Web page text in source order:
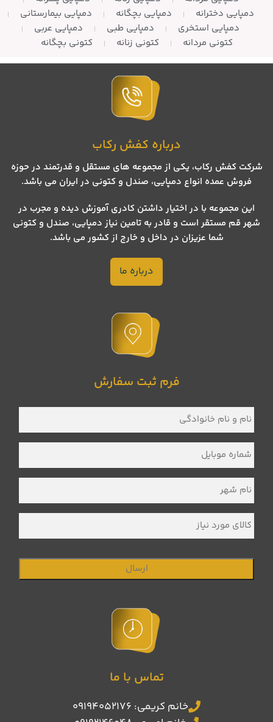
دمپایی دخترانه
دمپایی بچگانه
دمپایی بیمارستانی
دمپایی استخری
دمپایی طبی
دمپایی عربی
کتونی مردانه
کتونی زنانه کتونی بچگانه
درباره کفش رکاب
شرکت کفش رکاب، یکی از مجموعه های مستقل و قدرتمند در حوزه
فروش عمده انواع دمپایی، صندل و کتونی در ایران می باشد.
این مجموعه با در اختیار داشتن کادری آموزش دیده و مجرب در
شهر قم مستقر است و قادر به تامین نیاز دمپایی، صندل و کتونی
شما عزیزان در داخل و خارج از کشور می باشد.
درباره ما
فرم ثبت سفارش
نام
و
نام
خانوادگی
*
شماره
موبایل *
نام
شهر *
کالای
مورد
نیاز
تماس با ما
خانم کریمی: 09194052176